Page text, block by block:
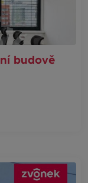
budově